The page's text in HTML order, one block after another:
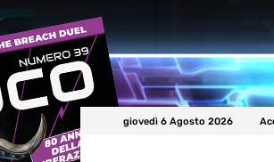
giovedì 6 Agosto 2026